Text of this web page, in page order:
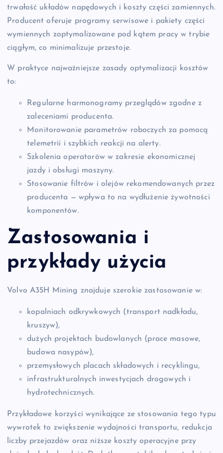
trwałość układów napędowych i koszty części zamiennych.
Producent oferuje programy serwisowe i pakiety części
wymiennych zoptymalizowane pod kątem pracy w trybie
ciągłym, co minimalizuje przestoje.
W praktyce najważniejsze zasady optymalizacji kosztów
to:
Regularne harmonogramy przeglądów zgodne z
zaleceniami producenta.
Monitorowanie parametrów roboczych za pomocą
telemetrii i szybkich reakcji na alerty.
Szkolenia operatorów w zakresie ekonomicznej
jazdy i obsługi maszyny.
Stosowanie filtrów i olejów rekomendowanych przez
producenta — wpływa to na wydłużenie żywotności
komponentów.
Zastosowania i
przykłady użycia
Volvo A35H Mining znajduje szerokie zastosowanie w:
kopalniach odkrywkowych (transport nadkładu,
kruszyw),
dużych projektach budowlanych (prace masowe,
budowa nasypów),
przemysłowych placach składowych i recyklingu,
infrastrukturalnych inwestycjach drogowych i
hydrotechnicznych.
Przykładowe korzyści wynikające ze stosowania tego typu
wywrotek to zwiększenie wydajności transportu, redukcja
liczby przejazdów oraz niższe koszty operacyjne przy